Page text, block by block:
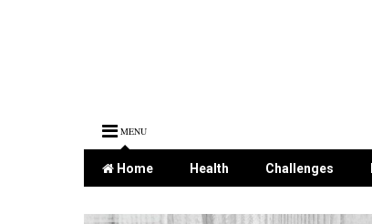
MENU
Home Health Challenges